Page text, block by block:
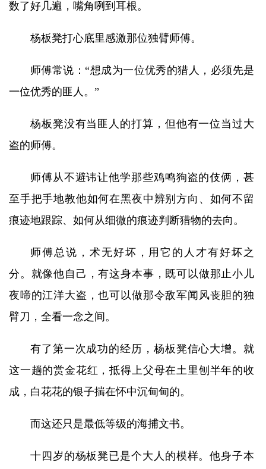
数了好几遍，嘴角咧到耳根。
杨板凳打心底里感激那位独臂师傅。
师傅常说：“想成为一位优秀的猎人，必须先是
一位优秀的匪人。”
杨板凳没有当匪人的打算，但他有一位当过大
盗的师傅。
师傅从不避讳让他学那些鸡鸣狗盗的伎俩，甚
至手把手地教他如何在黑夜中辨别方向、如何不留
痕迹地跟踪、如何从细微的痕迹判断猎物的去向。
师傅总说，术无好坏，用它的人才有好坏之
分。就像他自己，有这身本事，既可以做那止小儿
夜啼的江洋大盗，也可以做那令敌军闻风丧胆的独
臂刀，全看一念之间。
有了第一次成功的经历，杨板凳信心大增。就
这一趟的赏金花红，抵得上父母在土里刨半年的收
成，白花花的银子揣在怀中沉甸甸的。
而这还只是最低等级的海捕文书。
十四岁的杨板凳已是个大人的模样。他身子本